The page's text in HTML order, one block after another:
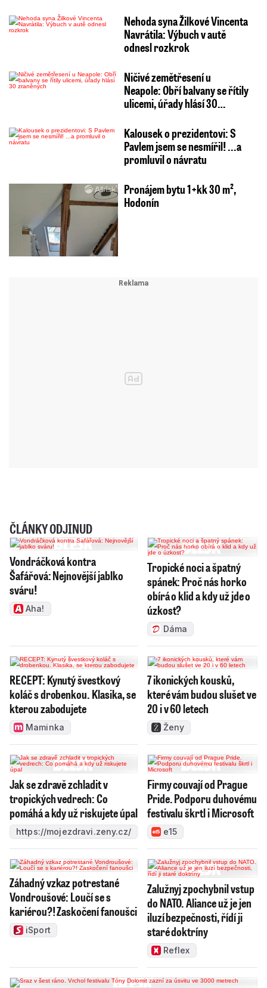
Nehoda syna Žilkové Vincenta
Navrátila: Výbuch v autě
odnesl rozkrok
Ničivé zemětřesení u
Neapole: Obří balvany se řítily
ulicemi, úřady hlásí 30…
Kalousek o prezidentovi: S
Pavlem jsem se nesmířil! ...a
promluvil o návratu
Pronájem bytu 1+kk 30 m²,
Hodonín
ČLÁNKY ODJINUD
Vondráčková kontra
Šafářová: Nejnovější jablko
sváru!
Aha!
Tropické noci a špatný
spánek: Proč nás horko
obírá o klid a kdy už jde o
úzkost?
Dáma
RECEPT: Kynutý švestkový
koláč s drobenkou. Klasika, se
kterou zabodujete
Maminka
7 ikonických kousků,
které vám budou slušet ve
20 i v 60 letech
Ženy
Jak se zdravě zchladit v
tropických vedrech: Co
pomáhá a kdy už riskujete úpal
https://mojezdravi.zeny.cz/
Firmy couvají od Prague
Pride. Podporu duhovému
festivalu škrtl i Microsoft
e15
Záhadný vzkaz potrestané
Vondroušové: Loučí se s
kariérou?! Zaskočení fanoušci
iSport
Zalužnyj zpochybnil vstup
do NATO. Aliance už je jen
iluzí bezpečnosti, řídí ji
staré doktríny
Reflex